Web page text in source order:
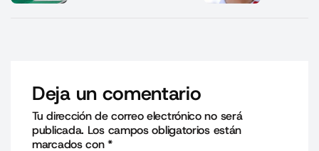
Deja un comentario
Tu dirección de correo electrónico no será
publicada. Los campos obligatorios están
marcados con*